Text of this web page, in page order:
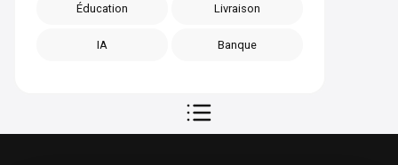
Éducation Livraison
IA Banque